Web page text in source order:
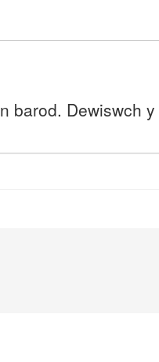
barod. Dewiswch